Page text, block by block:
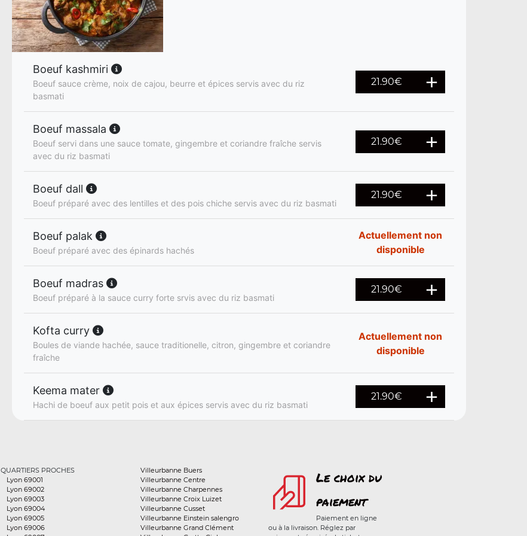
Boeuf kashmiri
Boeuf sauce crème, noix de cajou, beurre et épices servis avec du riz
basmati
21.90€
Boeuf massala
Boeuf servi dans une sauce tomate, gingembre et coriandre fraîche servis
avec du riz basmati
21.90€
Boeuf dall
Boeuf préparé avec des lentilles et des pois chiche servis avec du riz basmati
21.90€
Boeuf palak
Boeuf préparé avec des épinards hachés
Actuellement non
disponible
Boeuf madras
Boeuf préparé à la sauce curry forte srvis avec du riz basmati
21.90€
Kofta curry
Boules de viande hachée, sauce traditionelle, citron, gingembre et coriandre
fraîche
Actuellement non
disponible
Keema mater
Hachi de boeuf aux petit pois et aux épices servis avec du riz basmati
21.90€
QUARTIERS PROCHES
Lyon 69001
Lyon 69002
Lyon 69003
Lyon 69004
Lyon 69005
Lyon 69006
Villeurbanne Buers
Villeurbanne Centre
Villeurbanne Charpennes
Villeurbanne Croix Luizet
Villeurbanne Cusset
Villeurbanne Einstein salengro
Villeurbanne Grand Clément
Le choix du
paiement
Paiement en ligne
ou à la livraison. Réglez par